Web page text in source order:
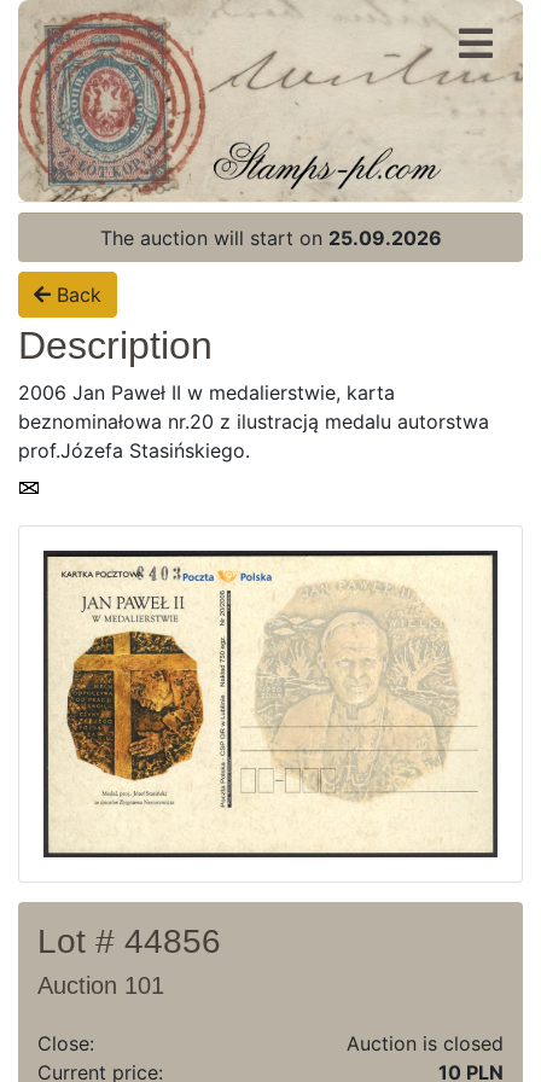
Register
Login
Current auction
Recent result
Archive
Regulation
Contact
The auction will start on 25.09.2026
Back
Description
2006 Jan Paweł II w medalierstwie, karta
beznominałowa nr.20 z ilustracją medalu autorstwa
prof.Józefa Stasińskiego.
Lot # 44856
Auction 101
Close:
Auction is closed
Current price:
10 PLN